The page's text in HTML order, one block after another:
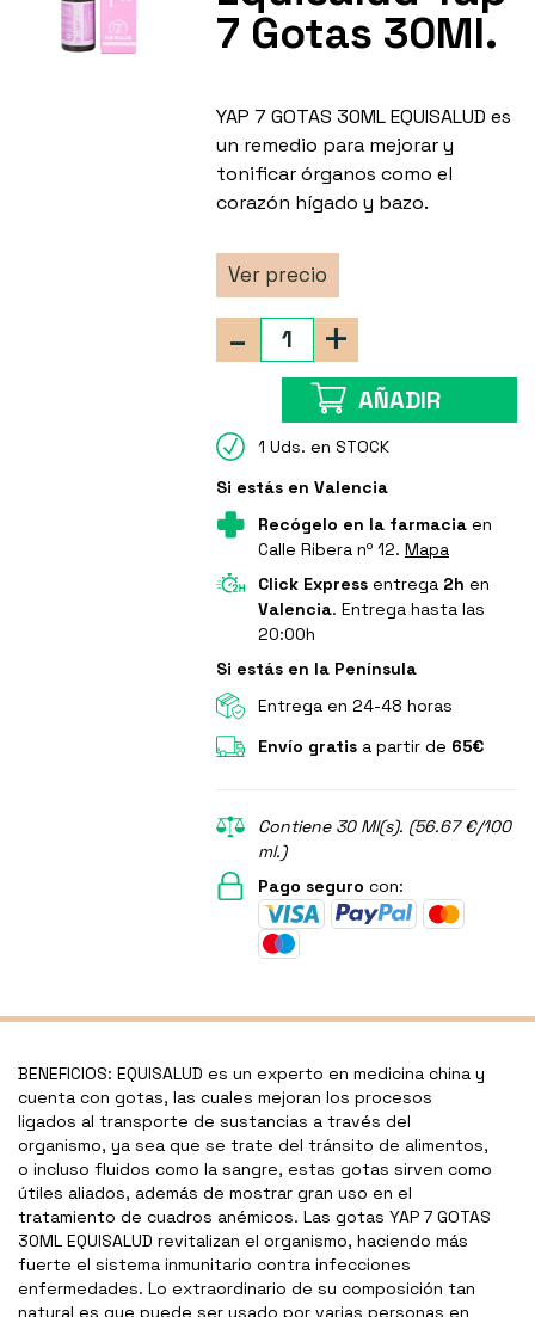
7 Gotas 30Ml.
YAP 7 GOTAS 30ML EQUISALUD es
un remedio para mejorar y
tonificar órganos como el
corazón hígado y bazo.
Ver precio
+
-
AÑADIR
1 Uds. en STOCK
Si estás en Valencia
Recógelo en la farmaciaen
Calle Ribera nº 12. Mapa
Click Expressentrega 2h en
Valencia. Entrega hasta las
20:00h
Si estás en la Península
Entrega en 24-48 horas
Envío gratisa partir de 65€
Contiene 30 Ml(s). (56.67 €/100
ml.)
Pago seguro con:
BENEFICIOS: EQUISALUD es un experto en medicina china y
cuenta con gotas, las cuales mejoran los procesos
ligados al transporte de sustancias a través del
organismo, ya sea que se trate del tránsito de alimentos,
o incluso fluidos como la sangre, estas gotas sirven como
útiles aliados, además de mostrar gran uso en el
tratamiento de cuadros anémicos. Las gotas YAP 7 GOTAS
30ML EQUISALUD revitalizan el organismo, haciendo más
fuerte el sistema inmunitario contra infecciones
enfermedades. Lo extraordinario de su composición tan
natural es que puede ser usado por varias personas en